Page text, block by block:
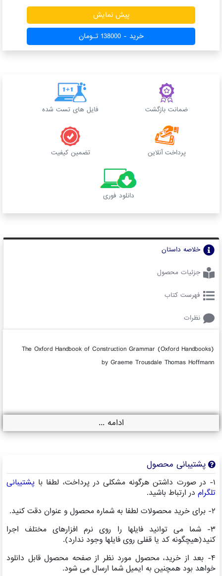
پیش نمایش
خرید - 138000 تـومان
ضمانت بازگشت فایل های تست شده
پرداخت آنلاین تضمین کیفیت
دانلود فوری
خلاصه داستان
جزئیات محصول
فهرست کتاب
نظرات
The Oxford Handbook of Construction Grammar (Oxford Handbooks)
by Graeme Trousdale Thomas Hoffmann
ادامه ...
پشتیبانی محصول
پشتیبانی
تلگرامدر ارتباط باشید.
۳- شما می توانید فایلها را روی نرم افزارهای مختلف اجرا
کنید(هیچگونه کد یا قفلی روی فایلها وجود ندارد).
۴- بعد از خرید، محصول مورد نظر از صفحه محصول قابل دانلود
خواهد بود همچنین به ایمیل شما ارسال می شود.